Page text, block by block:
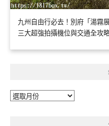
九州自由行必去！別府「湯霧
三大超強拍攝機位與交通全攻
彙